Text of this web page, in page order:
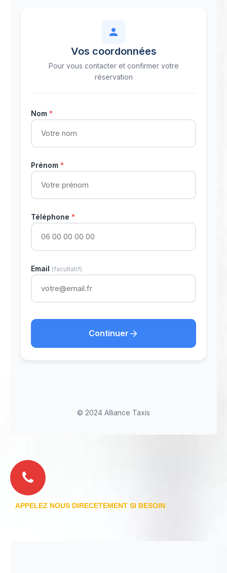
Vos coordonnées
Pour vous contacter et confirmer votre
réservation
Nom *
Prénom *
Téléphone *
Email (facultatif)
Continuer
© 2024 Alliance Taxis
APPELEZ NOUS DIRECETEMENT SI BESOIN